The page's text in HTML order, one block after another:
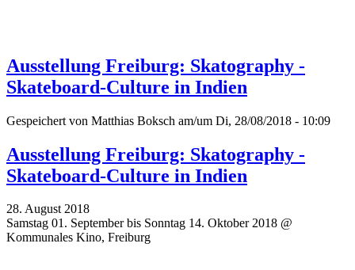
Ausstellung Freiburg: Skatography -
Skateboard-Culture in Indien
Gespeichert von Matthias Boksch am/um Di, 28/08/2018 - 10:09
Ausstellung Freiburg: Skatography -
Skateboard-Culture in Indien
28. August 2018
Samstag 01. September bis Sonntag 14. Oktober 2018 @
Kommunales Kino, Freiburg